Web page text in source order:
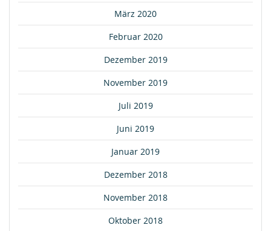
März 2020
Februar 2020
Dezember 2019
November 2019
Juli 2019
Juni 2019
Januar 2019
Dezember 2018
November 2018
Oktober 2018